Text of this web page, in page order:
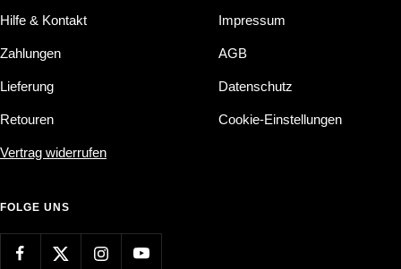
Hilfe & Kontakt
Zahlungen
Lieferung
Retouren
Vertrag widerrufen
Impressum
AGB
Datenschutz
Cookie-Einstellungen
FOLGE UNS